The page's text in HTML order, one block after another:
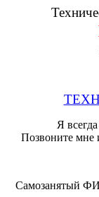
Я
Позвоните мне
Самозанятый